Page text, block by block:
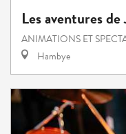
Les aventures
ANIMATIONS ET
Hambye